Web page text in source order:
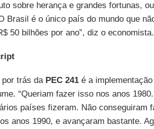
sobre herança e grandes fortunas,
Brasil é o único país do mundo que
50 bilhões por ano”, diz o economista.
trás da PEC 241é a
“Queriam fazer isso nos anos
países fizeram. Não conseguiram
anos 1990, e avançaram bastante.